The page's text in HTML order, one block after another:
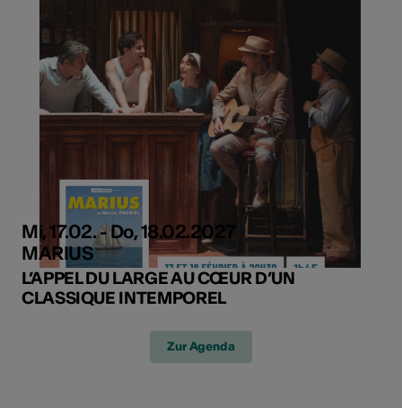
Mi, 17.02. - Do, 18.02.2027
MARIUS
L’APPEL DU LARGE AU CŒUR D’UN
CLASSIQUE INTEMPOREL
Zur Agenda